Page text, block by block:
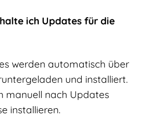
ich Updates für die
werden automatisch über
und installiert.
manuell nach Updates
installieren.